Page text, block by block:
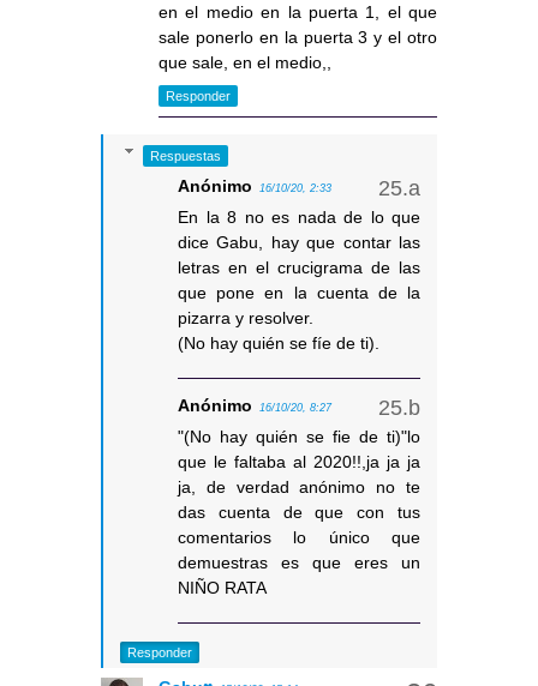
en el medio en la puerta 1, el que
sale ponerlo en la puerta 3 y el otro
que sale, en el medio,,
Responder
Respuestas
Anónimo 16/10/20, 2:33
En la 8 no es nada de lo que
dice Gabu, hay que contar las
letras en el crucigrama de las
que pone en la cuenta de la
pizarra y resolver.
(No hay quién se fíe de ti).
Anónimo 16/10/20, 8:27
"(No hay quién se fie de ti)"lo
que le faltaba al 2020!!,ja ja ja
ja, de verdad anónimo no te
das cuenta de que con tus
comentarios lo único que
demuestras es que eres un
NIÑO RATA
Responder